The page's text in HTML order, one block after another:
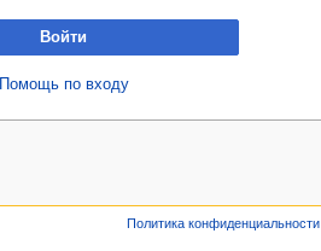
Войти
Помощь по входу
Политика конфиденциальности